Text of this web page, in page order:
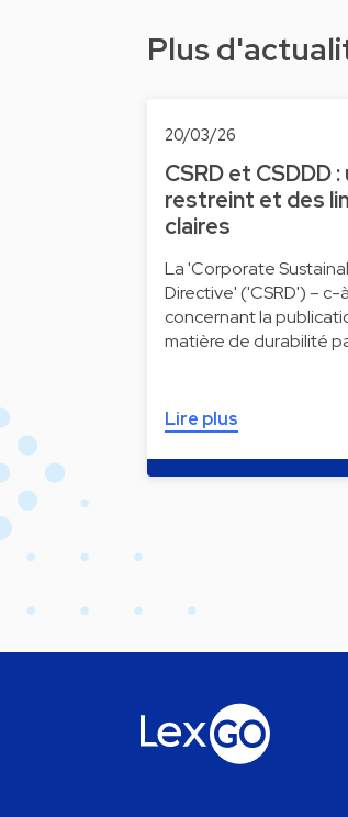
Plus
20/03/26
CSRD et CSDDD
restreint et des
claires
La 'Corporate
Directive' ('CSRD') –
concernant la
matière de durabilité
Lire plus